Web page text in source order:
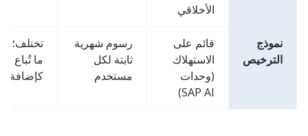
الأخلاقي
نموذج
الترخيص
قائم على
الاستهلاك
(وحدات
SAP AI)
رسوم شهرية
ثابتة لكل
مستخدم
تختلف؛
ما تُباع
كإضافة